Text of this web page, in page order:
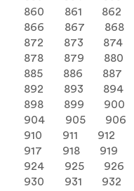
860
861 862
866
867 868
872
873 874
878
879 880
885
886 887
892
893 894
898
899 900
904
905 906
910
911 912
917
918 919
924
925 926
930
931 932